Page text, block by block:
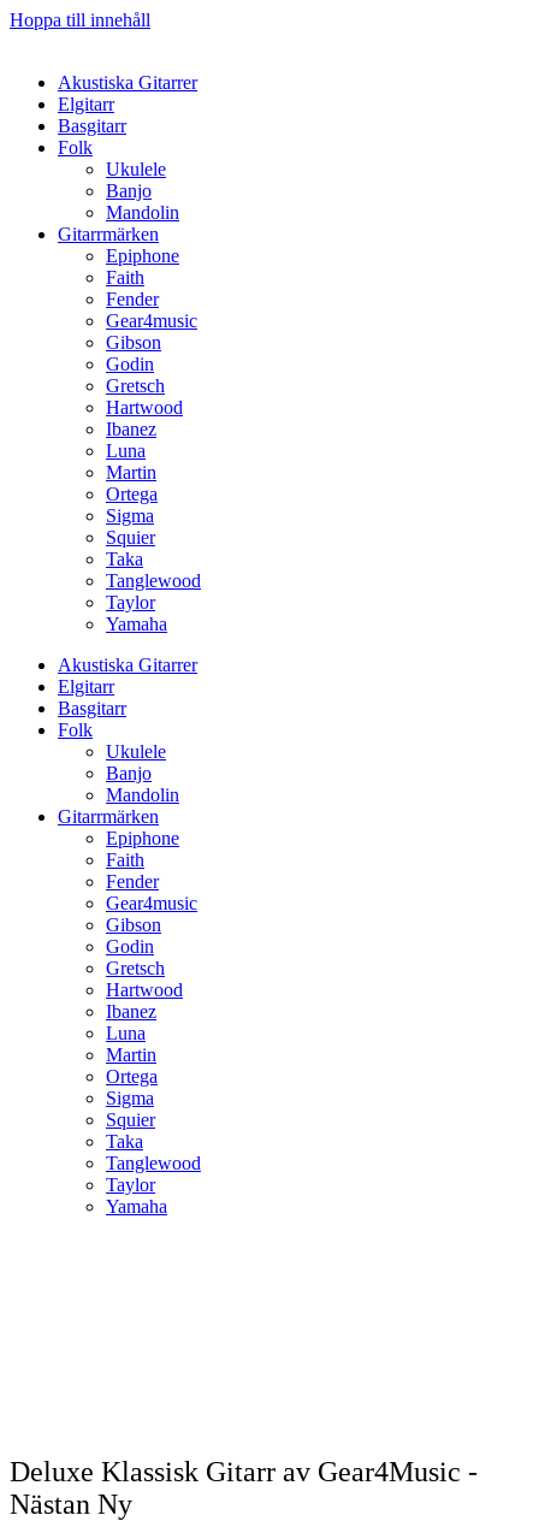
Hoppa till innehåll
Akustiska Gitarrer
Elgitarr
Basgitarr
Folk
Ukulele
Banjo
Mandolin
Gitarrmärken
Epiphone
Faith
Fender
Gear4music
Gibson
Godin
Gretsch
Hartwood
Ibanez
Luna
Martin
Ortega
Sigma
Squier
Taka
Tanglewood
Taylor
Yamaha
Akustiska Gitarrer
Elgitarr
Basgitarr
Folk
Ukulele
Banjo
Mandolin
Gitarrmärken
Epiphone
Faith
Fender
Gear4music
Gibson
Godin
Gretsch
Hartwood
Ibanez
Luna
Martin
Ortega
Sigma
Squier
Taka
Tanglewood
Taylor
Yamaha
Deluxe Klassisk Gitarr av Gear4Music -
Nästan Ny